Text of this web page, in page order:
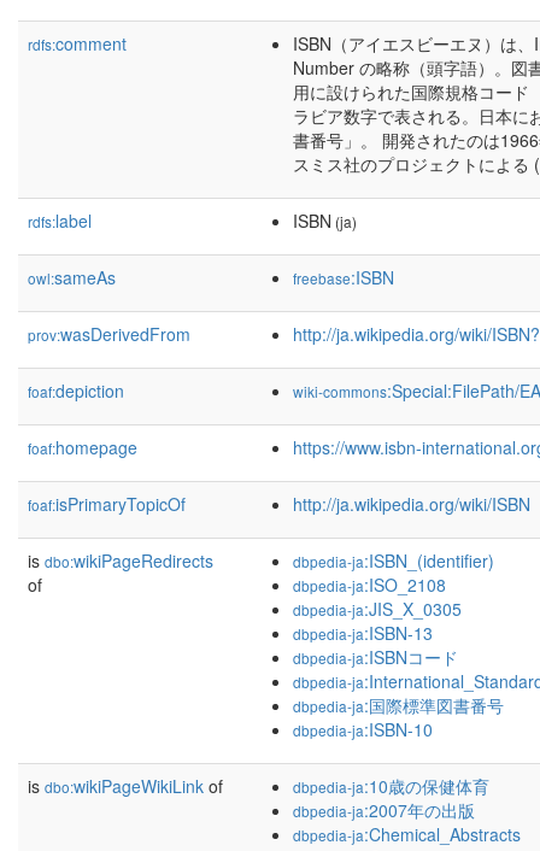
rdfs:comment
ISBN（アイエスビーエヌ）は
Number の略称（頭字語）。図
用に設けられた国際規格コード
ラビア数字で表される。日本に
書番号」。 開発されたのは
スミス社のプロジェクトによる
rdfs:label ISBN (ja)
owl:sameAs freebase:ISBN
prov:wasDerivedFrom http://ja.wikipedia.org/wiki/
foaf:depiction wiki-commons:Special:FilePath/
foaf:homepage https://www.isbn-
foaf:isPrimaryTopicOf http://ja.wikipedia.org/wiki/ISBN
is dbo:wikiPageRedirects
of
dbpedia-ja:ISBN_(identifier)
dbpedia-ja:ISO_2108
dbpedia-ja:JIS_X_0305
dbpedia-ja:ISBN-13
dbpedia-ja:ISBNコード
dbpedia-ja
dbpedia-ja:国際標準図書番号
dbpedia-ja:ISBN-10
is dbo:wikiPageWikiLink of dbpedia-ja:10歳の保健体育
dbpedia-ja:2007年の出版
dbpedia-ja:Chemical_Abstracts